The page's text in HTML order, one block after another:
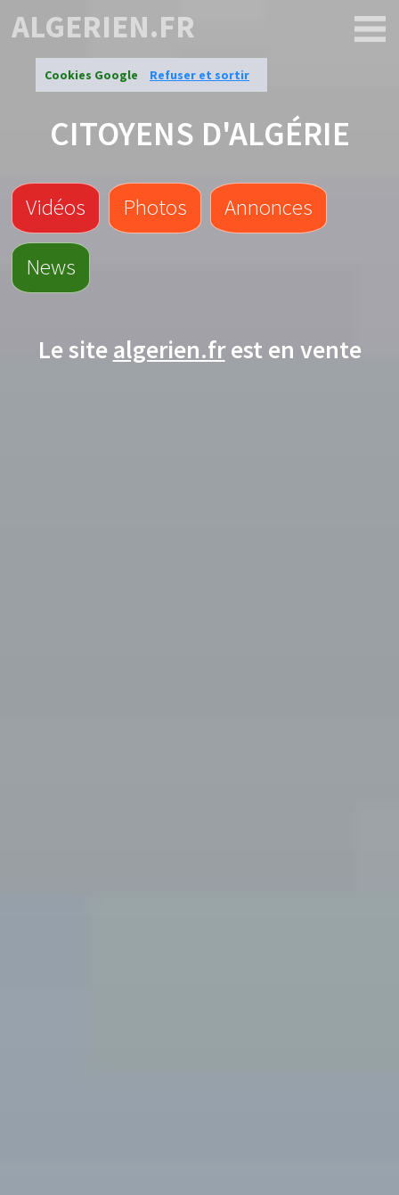
Cookies Google Refuser et sortir
ALGERIEN.FR
CITOYENS D'ALGÉRIE
Vidéos Photos Annonces
News
Le sitealgerien.frest en vente